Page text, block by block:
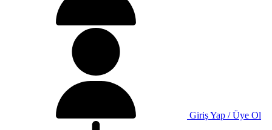
Giriş Yap / Üye Ol